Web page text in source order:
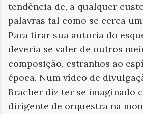
tendência de, a qualquer
palavras tal como se cerca
Para tirar sua autoria do
deveria se valer de outros
composição, estranhos ao
época. Num vídeo de
Bracher diz ter se imaginado
dirigente de orquestra na